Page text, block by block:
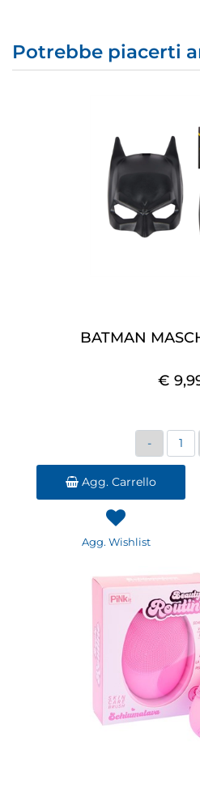
Potrebbe piacerti
BATMAN
€
Agg. Carrello
Agg. Wishlist